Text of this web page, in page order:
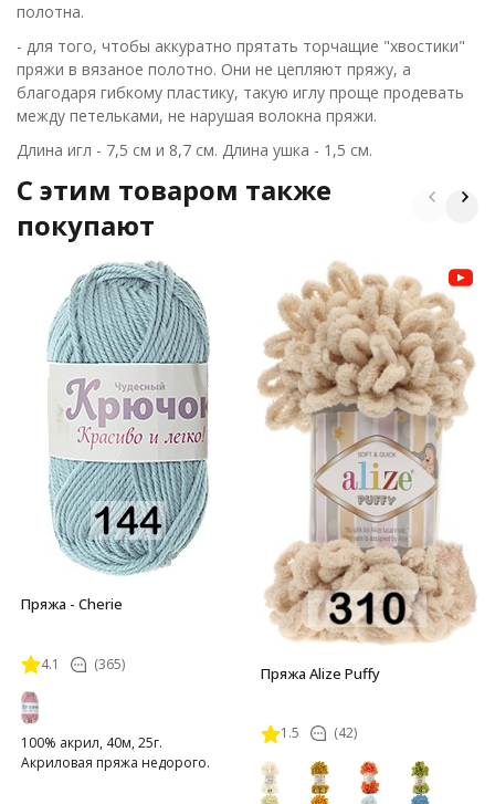
полотна.
- для того, чтобы аккуратно прятать торчащие "хвостики"
пряжи в вязаное полотно. Они не цепляют пряжу, а
благодаря гибкому пластику, такую иглу проще продевать
между петельками, не нарушая волокна пряжи.
Длина игл - 7,5 см и 8,7 см. Длина ушка - 1,5 см.
C этим товаром также
покупают
Пряжа - Cherie
4.1 (365)
100% акрил, 40м, 25г.
Акриловая пряжа недорого.
Пряжа Alize Puffy
1.5 (42)